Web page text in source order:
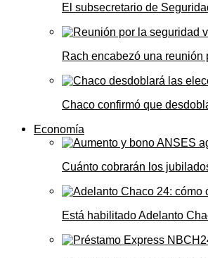
El subsecretario de
Rach encabezó una reunión
Chaco confirmó que
Economía
Cuánto cobrarán los
Está habilitado Adelanto